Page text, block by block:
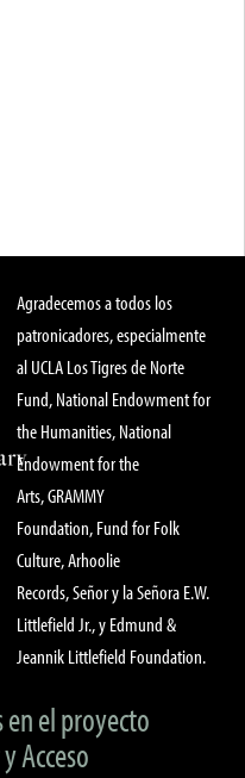
Agradecemos a todos los
patronicadores, especialmente
al UCLA Los Tigres de Norte
Fund, National Endowment for
the Humanities, National
Endowment for the
Arts, GRAMMY
Foundation, Fund for Folk
Culture, Arhoolie
Records, Señor y la Señora E.W.
Littlefield Jr., y Edmund &
Jeannik Littlefield Foundation.
el proyecto
Acceso